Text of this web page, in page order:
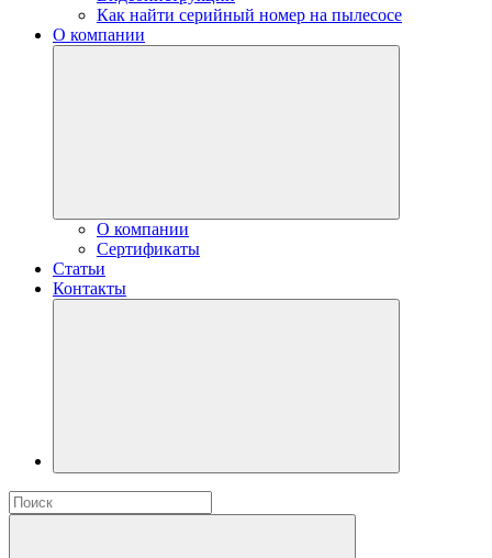
Как найти серийный номер на пылесосе
О компании
О компании
Сертификаты
Статьи
Контакты